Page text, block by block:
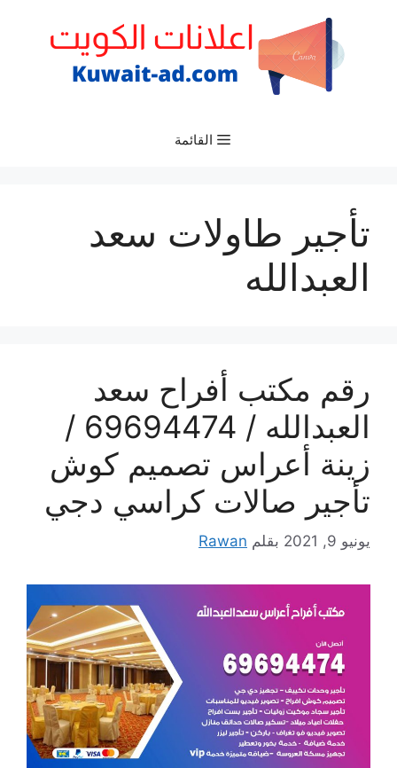
القائمة
تأجير طاولات سعد
العبدالله
رقم مكتب أفراح سعد
العبدالله / 69694474 /
زينة أعراس تصميم كوش
تأجير صالات كراسي دجي
يونيو 9, 2021 بقلم Rawan